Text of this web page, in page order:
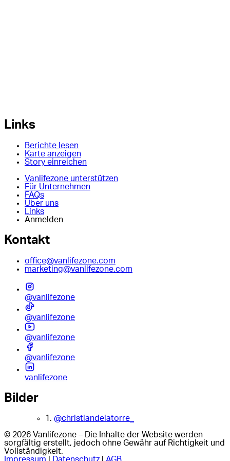
Links
Berichte lesen
Karte anzeigen
Story einreichen
Vanlifezone unterstützen
Für Unternehmen
FAQs
Über uns
Links
Anmelden
Kontakt
office@vanlifezone.com
marketing@vanlifezone.com
@vanlifezone
@vanlifezone
@vanlifezone
@vanlifezone
vanlifezone
Bilder
1. @christiandelatorre_
© 2026 Vanlifezone – Die Inhalte der Website werden
sorgfältig erstellt, jedoch ohne Gewähr auf Richtigkeit und
Vollständigkeit.